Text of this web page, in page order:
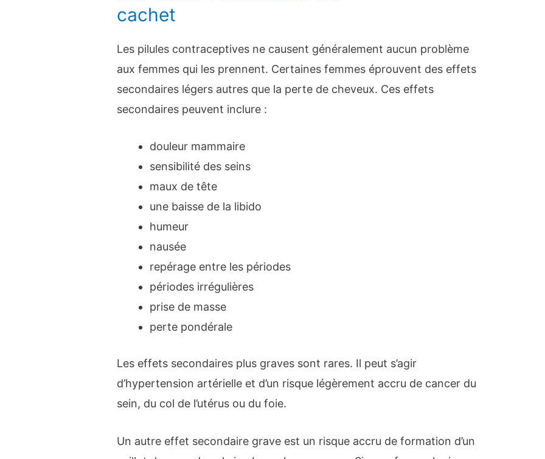
cachet
Les pilules contraceptives ne causent généralement aucun problème
aux femmes qui les prennent. Certaines femmes éprouvent des effets
secondaires légers autres que la perte de cheveux. Ces effets
secondaires peuvent inclure :
douleur mammaire
sensibilité des seins
maux de tête
une baisse de la libido
humeur
nausée
repérage entre les périodes
périodes irrégulières
prise de masse
perte pondérale
Les effets secondaires plus graves sont rares. Il peut s’agir
d’hypertension artérielle et d’un risque légèrement accru de cancer du
sein, du col de l’utérus ou du foie.
Un autre effet secondaire grave est un risque accru de formation d’un